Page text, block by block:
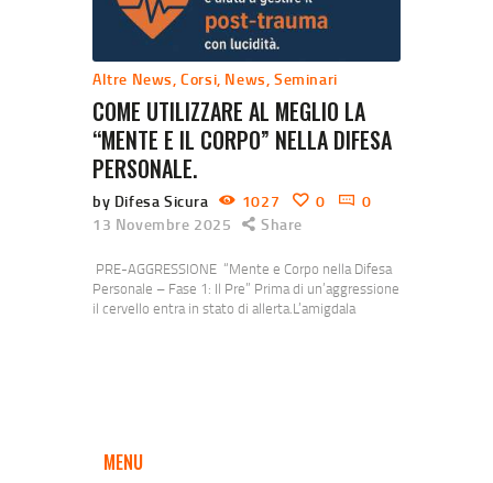
CONTATTACI
Altre News,Corsi, News,Seminari
COME UTILIZZARE AL MEGLIO LA
“MENTE E IL CORPO” NELLA DIFESA
PERSONALE.
by Difesa Sicura 1027 0
0
13 Novembre 2025
Share
PRE-AGGRESSIONE “Mente e Corpo nella Difesa
Personale – Fase 1: Il Pre” Prima di un’aggressione
il cervello entra in stato di allerta.L’amigdala
MENU